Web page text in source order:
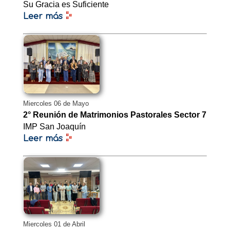
Su Gracia es Suficiente
Leer más
Miercoles 06 de Mayo
2° Reunión de Matrimonios Pastorales Sector 7
IMP San Joaquín
Leer más
Miercoles 01 de Abril